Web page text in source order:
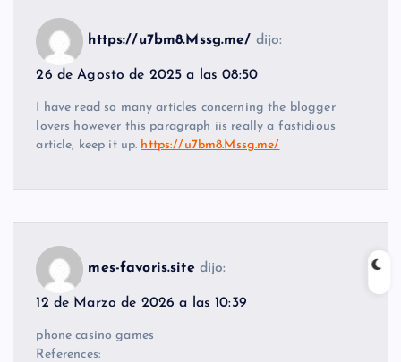
https://u7bm8.Mssg.me/ dijo:
26 de Agosto de 2025 a las 08:50
I have read so many articles concerning the blogger
lovers however this paragraph iis really a fastidious
article, keep it up. https://u7bm8.Mssg.me/
mes-favoris.site dijo:
12 de Marzo de 2026 a las 10:39
phone casino games
References: